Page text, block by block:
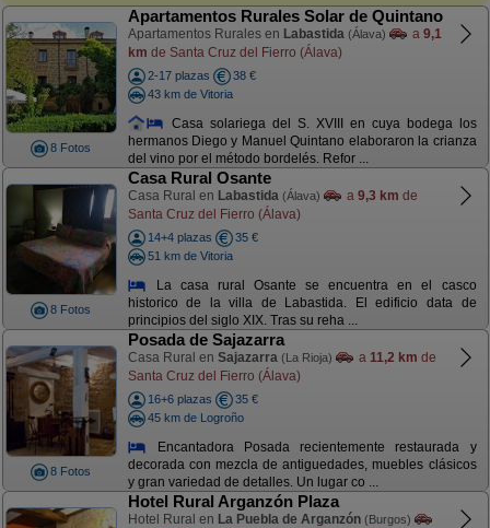
8 Fotos
Apartamentos Rurales Solar de Quintano
Apartamentos Rurales en Labastida (Álava) a 9,1
km de Santa Cruz del Fierro (Álava)
2-17 plazas
38 €
43 km de Vitoria
Casa solariega del S. XVIII en cuya bodega los
hermanos Diego y Manuel Quintano elaboraron la crianza
del vino por el método bordelés. Refor ...
8 Fotos
Casa Rural Osante
Casa Rural en Labastida (Álava) a 9,3 km de
Santa Cruz del Fierro (Álava)
14+4 plazas
35 €
51 km de Vitoria
La casa rural Osante se encuentra en el casco
historico de la villa de Labastida. El edificio data de
principios del siglo XIX. Tras su reha ...
8 Fotos
Posada de Sajazarra
Casa Rural en Sajazarra (La Rioja) a 11,2 km de
Santa Cruz del Fierro (Álava)
16+6 plazas
35 €
45 km de Logroño
Encantadora Posada recientemente restaurada y
decorada con mezcla de antiguedades, muebles clásicos
y gran variedad de detalles. Un lugar co ...
Hotel Rural Arganzón Plaza
Hotel Rural en La Puebla de Arganzón (Burgos)